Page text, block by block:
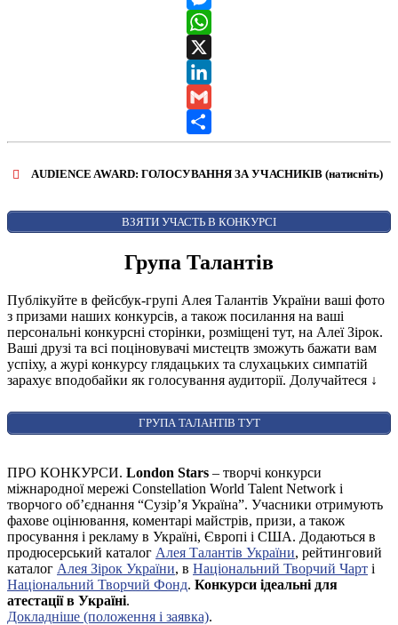
Messenger
WhatsApp
X
LinkedIn
Gmail
Share
AUDIENCE AWARD: ГОЛОСУВАННЯ ЗА УЧАСНИКІВ (натисніть)
AUDIENCE AWARD
ВЗЯТИ УЧАСТЬ В КОНКУРСІ
Група Талантів
Публікуйте в фейсбук-групі Алея Талантів України ваші фото
з призами наших конкурсів, а також посилання на ваші
персональні конкурсні сторінки, розміщені тут, на Алеї Зірок.
Ваші друзі та всі поціновувачі мистецтв зможуть бажати вам
успіху, а журі конкурсу глядацьких та слухацьких симпатій
зарахує вподобайки як голосування аудиторії. Долучайтеся ↓
ГРУПА ТАЛАНТІВ ТУТ
ПРО КОНКУРСИ. London Stars – творчі конкурси
міжнародної мережі Constellation World Talent Network і
творчого об’єднання “Сузір’я Україна”. Учасники отримують
фахове оцінювання, коментарі майстрів, призи, а також
просування і рекламу в Україні, Європі і США. Додаються в
продюсерський каталог Алея Талантів України, рейтинговий
каталог Алея Зірок України, в Національний Творчий Чарт і
Національний Творчий Фонд. Конкурси ідеальні для
атестації в Україні.
Докладніше (положення і заявка).